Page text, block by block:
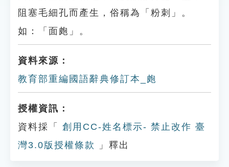
阻塞毛細孔而產生，俗稱為「粉刺」。
如：「面皰」。
資料來源：
教育部重編國語辭典修訂本_皰
授權資訊：
資料採「
創用CC-姓名標示- 禁止改作 臺
灣3.0版授權條款
」釋出